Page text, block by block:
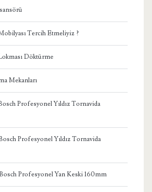
Tercih Etmeliyiz ?
Döktürme
Mekanları
Profesyonel Yıldız Tornavida
Profesyonel Yıldız Tornavida
Profesyonel Yan Keski 160mm